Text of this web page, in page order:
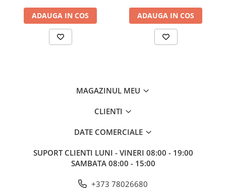
Pescuit la Fitofag
ADAUGA IN COS ADAUGA IN COS
MAGAZINUL MEU
CLIENTI
DATE COMERCIALE
SUPORT CLIENTI LUNI - VINERI 08:00 - 19:00
SAMBATA 08:00 - 15:00
+373 78026680